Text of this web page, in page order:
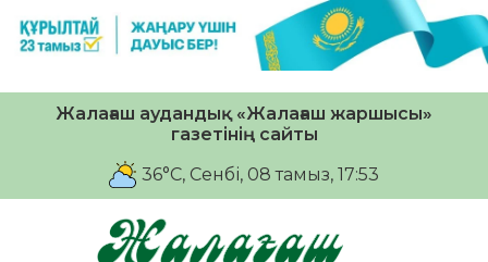
Жалағаш аудандық «Жалағаш жаршысы»
газетінің сайты
36°C, Сенбі, 08 тамыз, 17:53